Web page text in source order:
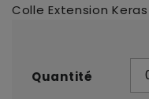
Colle Extension
Quantité